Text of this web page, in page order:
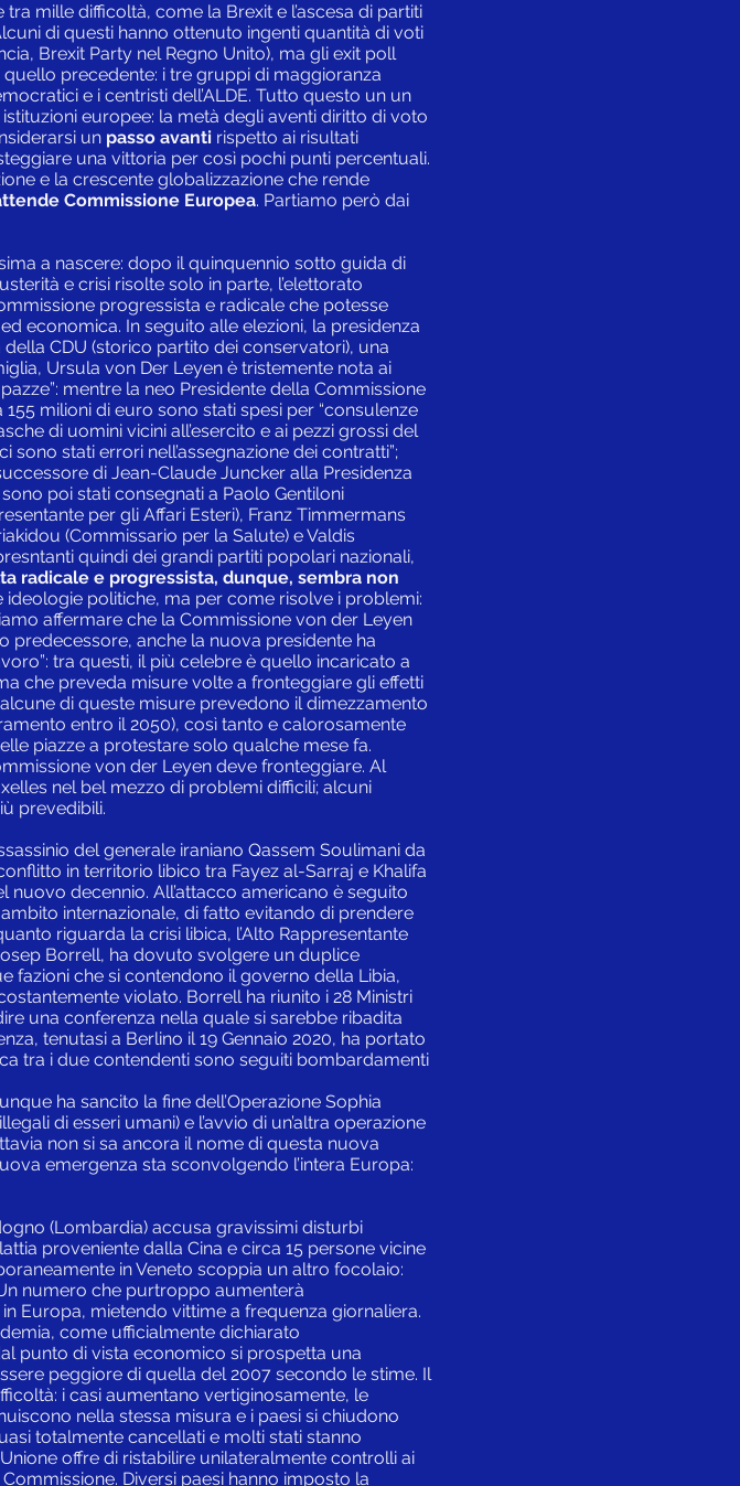
mille difficoltà, come la Brexit e l’ascesa di partiti
di questi hanno ottenuto ingenti quantità di voti
Brexit Party nel Regno Unito), ma gli exit poll
precedente: i tre gruppi di maggioranza
e i centristi dell’ALDE. Tutto questo un un
europee: la metà degli aventi diritto di voto
un passo avanti rispetto ai risultati
una vittoria per così pochi punti percentuali.
e la crescente globalizzazione che rende
Commissione Europea. Partiamo però dai
a nascere: dopo il quinquennio sotto guida di
e crisi risolte solo in parte, l’elettorato
progressista e radicale che potesse
economica. In seguito alle elezioni, la presidenza
CDU (storico partito dei conservatori), una
Ursula von Der Leyen è tristemente nota ai
mentre la neo Presidente della Commissione
milioni di euro sono stati spesi per “consulenze
di uomini vicini all’esercito e ai pezzi grossi del
sono stati errori nell’assegnazione dei contratti”;
di Jean-Claude Juncker alla Presidenza
poi stati consegnati a Paolo Gentiloni
per gli Affari Esteri), Franz Timmermans
(Commissario per la Salute) e Valdis
quindi dei grandi partiti popolari nazionali,
radicale e progressista, dunque, sembra non
ideologie politiche, ma per come risolve i problemi:
affermare che la Commissione von der Leyen
predecessore, anche la nuova presidente ha
tra questi, il più celebre è quello incaricato a
che preveda misure volte a fronteggiare gli effetti
di queste misure prevedono il dimezzamento
entro il 2050), così tanto e calorosamente
piazze a protestare solo qualche mese fa.
von der Leyen deve fronteggiare. Al
nel bel mezzo di problemi difficili; alcuni
prevedibili.
del generale iraniano Qassem Soulimani da
in territorio libico tra Fayez al-Sarraj e Khalifa
decennio. All’attacco americano è seguito
internazionale, di fatto evitando di prendere
riguarda la crisi libica, l’Alto Rappresentante
Borrell, ha dovuto svolgere un duplice
fazioni che si contendono il governo della Libia,
violato. Borrell ha riunito i 28 Ministri
una conferenza nella quale si sarebbe ribadita
tenutasi a Berlino il 19 Gennaio 2020, ha portato
tra i due contendenti sono seguiti bombardamenti
ha sancito la fine dell’Operazione Sophia
di esseri umani) e l’avvio di un’altra operazione
non si sa ancora il nome di questa nuova
emergenza sta sconvolgendo l’intera Europa:
(Lombardia) accusa gravissimi disturbi
proveniente dalla Cina e circa 15 persone vicine
in Veneto scoppia un altro focolaio:
numero che purtroppo aumenterà
Europa, mietendo vittime a frequenza giornaliera.
come ufficialmente dichiarato
punto di vista economico si prospetta una
peggiore di quella del 2007 secondo le stime. Il
i casi aumentano vertiginosamente, le
nella stessa misura e i paesi si chiudono
totalmente cancellati e molti stati stanno
offre di ristabilire unilateralmente controlli ai
Diversi paesi hanno imposto la